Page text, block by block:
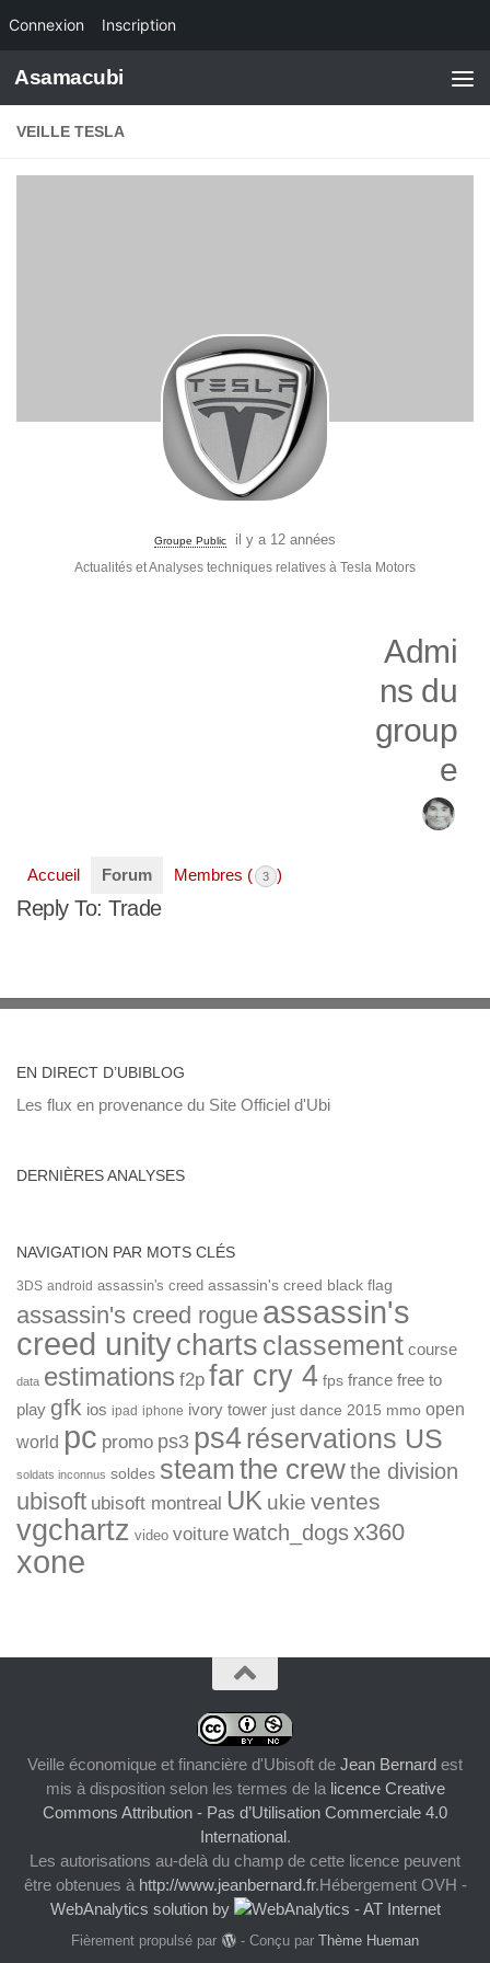
Connexion Inscription
Skip to content
Asamacubi
VEILLE TESLA
Groupe Public il y a 12 années
Actualités et Analyses techniques relatives à Tesla Motors
Admi
ns du
group
e
Accueil Forum Membres ( 3 )
Reply To: Trade
EN DIRECT D’UBIBLOG
Les flux en provenance du Site Officiel d'Ubi
DERNIÈRES ANALYSES
NAVIGATION PAR MOTS CLÉS
3DS android assassin's creed assassin's creed black flag
assassin's creed rogue assassin's
creed unitycharts classement course
data estimations f2p far cry 4 fps france free to
play gfk ios ipad iphone ivory tower just dance 2015 mmo open
world pc promo ps3 ps4réservations US
soldats inconnus soldes steamthe crewthe division
ubisoft ubisoft montreal UK ukie ventes
vgchartz video voiture watch_dogsx360
xone
Veille économique et financière d'Ubisoft de Jean Bernard est
mis à disposition selon les termes de la licence Creative
Commons Attribution - Pas d’Utilisation Commerciale 4.0
International.
Les autorisations au-delà du champ de cette licence peuvent
être obtenues à http://www.jeanbernard.fr.Hébergement OVH -
WebAnalytics solution by
Fièrement propulsé par - Conçu par Thème Hueman